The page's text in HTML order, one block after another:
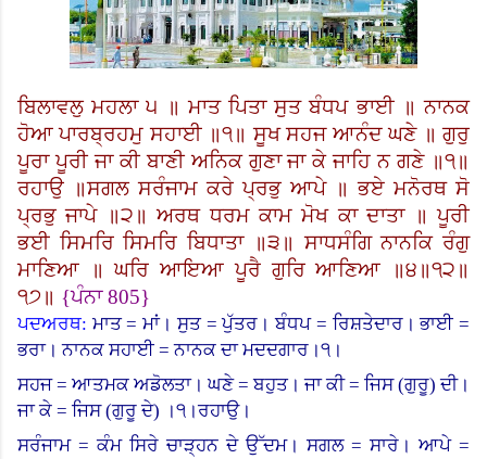
ਬਿਲਾਵਲੁ ਮਹਲਾ ੫ ॥ ਮਾਤ ਪਿਤਾ ਸੁਤ ਬੰਧਪ ਭਾਈ ॥ ਨਾਨਕ
ਹੋਆ ਪਾਰਬ੍ਰਹਮੁ ਸਹਾਈ ॥੧॥ ਸੂਖ ਸਹਜ ਆਨੰਦ ਘਣੇ ॥ ਗੁਰੁ
ਪੂਰਾ ਪੂਰੀ ਜਾ ਕੀ ਬਾਣੀ ਅਨਿਕ ਗੁਣਾ ਜਾ ਕੇ ਜਾਹਿ ਨ ਗਣੇ ॥੧॥
ਰਹਾਉ ॥ਸਗਲ ਸਰੰਜਾਮ ਕਰੇ ਪ੍ਰਭੁ ਆਪੇ ॥ ਭਏ ਮਨੋਰਥ ਸੋ
ਪ੍ਰਭੁ ਜਾਪੇ ॥੨॥ ਅਰਥ ਧਰਮ ਕਾਮ ਮੋਖ ਕਾ ਦਾਤਾ ॥ ਪੂਰੀ
ਭਈ ਸਿਮਰਿ ਸਿਮਰਿ ਬਿਧਾਤਾ ॥੩॥ ਸਾਧਸੰਗਿ ਨਾਨਕਿ ਰੰਗੁ
ਮਾਣਿਆ ॥ ਘਰਿ ਆਇਆ ਪੂਰੈ ਗੁਰਿ ਆਣਿਆ ॥੪॥੧੨॥
੧੭॥ {ਪੰਨਾ805}
ਪਦਅਰਥ: ਮਾਤ = ਮਾਂ। ਸੁਤ = ਪੁੱਤਰ। ਬੰਧਪ = ਰਿਸ਼ਤੇਦਾਰ। ਭਾਈ =
ਭਰਾ। ਨਾਨਕ ਸਹਾਈ = ਨਾਨਕ ਦਾ ਮਦਦਗਾਰ।੧।
ਸਹਜ = ਆਤਮਕ ਅਡੋਲਤਾ। ਘਣੇ = ਬਹੁਤ। ਜਾ ਕੀ = ਜਿਸ (ਗੁਰੂ) ਦੀ।
ਜਾ ਕੇ = ਜਿਸ (ਗੁਰੂ ਦੇ) ।੧।ਰਹਾਉ।
ਸਰੰਜਾਮ = ਕੰਮ ਸਿਰੇ ਚਾੜ੍ਹਨ ਦੇ ਉੱਦਮ। ਸਗਲ = ਸਾਰੇ। ਆਪੇ =